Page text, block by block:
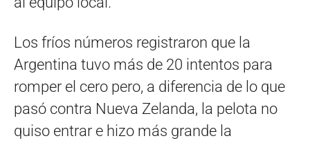
Los fríos números registraron que la
Argentina tuvo más de 20 intentos para
romper el cero pero, a diferencia de lo que
pasó contra Nueva Zelanda, la pelota no
quiso entrar e hizo más grande la